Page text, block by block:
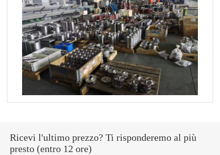
Ricevi l'ultimo prezzo? Ti risponderemo al più
presto (entro 12 ore)